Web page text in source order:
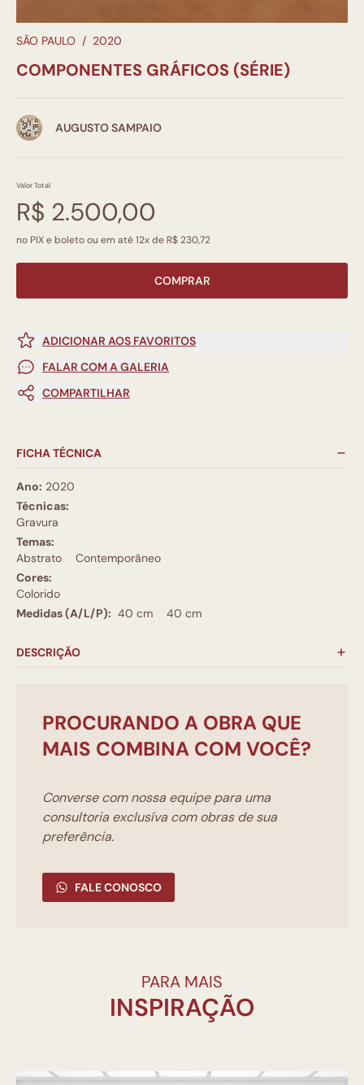
SÃO PAULO / 2020
COMPONENTES GRÁFICOS (SÉRIE)
AUGUSTO SAMPAIO
Valor Total
R$ 2.500,00
no PIX e boleto ou em até 12x de R$ 230,72
COMPRAR
ADICIONAR AOS FAVORITOS
FALAR COM A GALERIA
COMPARTILHAR
FICHA TÉCNICA
Ano: 2020
Técnicas:
Gravura
Temas:
Abstrato
Contemporâneo
Cores:
Colorido
Medidas (A/L/P): 40 cm 40 cm
DESCRIÇÃO
PROCURANDO A OBRA QUE
MAIS COMBINA COM VOCÊ?
Converse com nossa equipe para uma
consultoria exclusíva com obras de sua
preferência.
FALE CONOSCO
PARA MAIS
INSPIRAÇÃO